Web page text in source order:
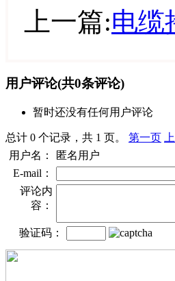
上一篇:电缆
用户评论(共0条评论)
暂时还没有任何用户评论
总计 0 个记录，共 1 页。 第一页
用户名：
匿名用户
E-mail：
评论内
容：
验证码：